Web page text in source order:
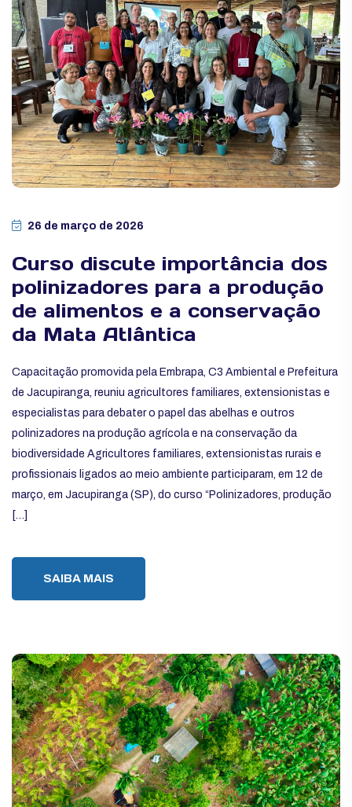
26 de março de 2026
Curso discute importância dos
polinizadores para a produção
de alimentos e a conservação
da Mata Atlântica
Capacitação promovida pela Embrapa, C3 Ambiental e Prefeitura
de Jacupiranga, reuniu agricultores familiares, extensionistas e
especialistas para debater o papel das abelhas e outros
polinizadores na produção agrícola e na conservação da
biodiversidade Agricultores familiares, extensionistas rurais e
profissionais ligados ao meio ambiente participaram, em 12 de
março, em Jacupiranga (SP), do curso “Polinizadores, produção
[…]
SAIBA MAIS